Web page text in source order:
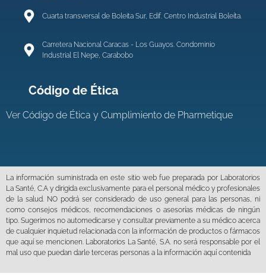
Cuarta transversal de Boleita Sur, Edif. Centro Industrial Boleíta.
Carretera Nacional Caracas - Los Guayos. Condominio
Industrial El Nepe, Carabobo
Código de Ética
VerCódigo de Ética y Cumplimiento de Pharmetique
La información suministrada en este sitio web fue preparada por Laboratorios
La Santé, C.A y dirigida exclusivamente para el personal médico y profesionales
de la salud. NO podrá ser considerado de uso general para las personas, ni
como consejos médicos, recomendaciones o asesorías médicas de ningún
tipo. Sugerimos no automedicarse y consultar previamente a su médico acerca
de cualquier inquietud relacionada con la información de productos o fármacos
que aquí se mencionen. Laboratorios La Santé, S.A. no será responsable por el
mal uso que puedan darle terceras personas a la información aquí contenida